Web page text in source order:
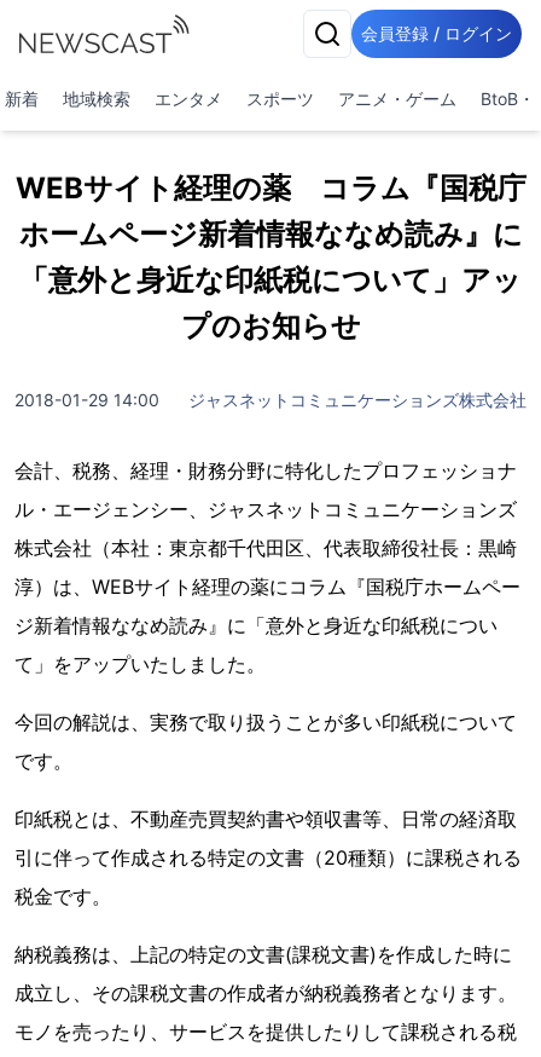
会員登録 / ログイン
新着 地域検索 エンタメ スポーツ アニメ・ゲーム BtoB・
WEBサイト経理の薬 コラム『国税庁
ホームページ新着情報ななめ読み』に
「意外と身近な印紙税について」アッ
プのお知らせ
2018-01-29 14:00 ジャスネットコミュニケーションズ株式会社
会計、税務、経理・財務分野に特化したプロフェッショナ
ル・エージェンシー、ジャスネットコミュニケーションズ
株式会社（本社：東京都千代田区、代表取締役社長：黒崎
淳）は、WEBサイト経理の薬にコラム『国税庁ホームペー
ジ新着情報ななめ読み』に「意外と身近な印紙税につい
て」をアップいたしました。
今回の解説は、実務で取り扱うことが多い印紙税について
です。
印紙税とは、不動産売買契約書や領収書等、日常の経済取
引に伴って作成される特定の文書（20種類）に課税される
税金です。
納税義務は、上記の特定の文書(課税文書)を作成した時に
成立し、その課税文書の作成者が納税義務者となります。
モノを売ったり、サービスを提供したりして課税される税